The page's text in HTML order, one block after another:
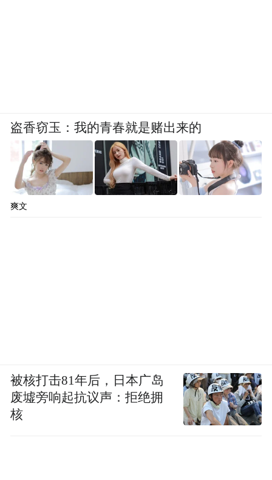
盗香窃玉：我的青春就是赌出来的
爽文
被核打击81年后，日本广岛
废墟旁响起抗议声：拒绝拥
核